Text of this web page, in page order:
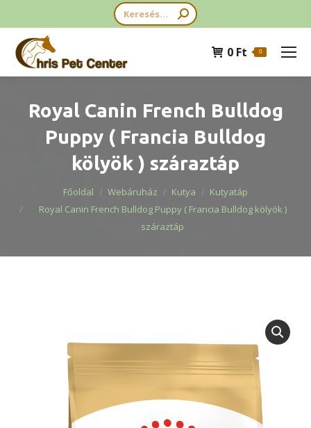
Search:
0 Ft 0
Royal Canin French Bulldog
Puppy ( Francia Bulldog
kölyök ) száraztáp
You are here:Főoldal Webáruház Kutya
Kutyatáp
Royal Canin French Bulldog Puppy ( Francia Bulldog kölyök )
száraztáp